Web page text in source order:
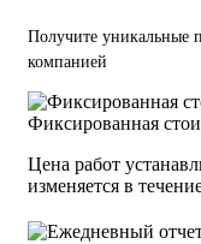
Получите уникальные
компанией
Фиксированная
Цена работ
изменяется в